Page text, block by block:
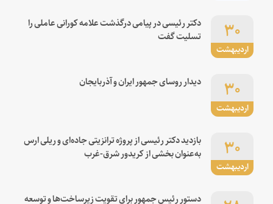
اردیبهشت
۳۰
دکتر رئیسی در پیامی درگذشت علامه کورانی عاملی را
تسلیت گفت
اردیبهشت
۳۰ دیدار روسای جمهور ایران و آذربایجان
اردیبهشت
۳۰
بازدید دکتر رئیسی از پروژه ترانزیتی جاده‌ای و ریلی ارس
به‌عنوان بخشی از کریدور شرق-غرب
دستور رئیس جمهور برای تقویت زیرساخت‌ها و توسعه